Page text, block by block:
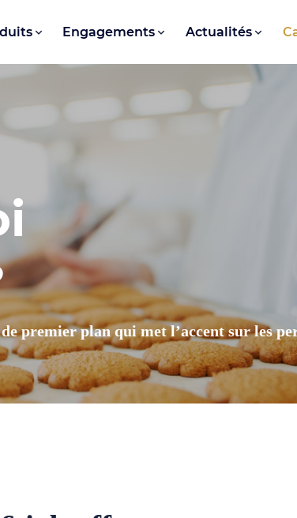
Engagements Actualités
premier plan qui met l’accent sur les